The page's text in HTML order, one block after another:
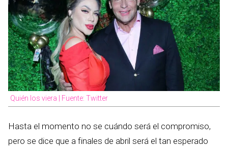
Quién los viera | Fuente: Twitter
Hasta el momento no se cuándo será el compromiso,
pero se dice que a finales de abril será el tan esperado